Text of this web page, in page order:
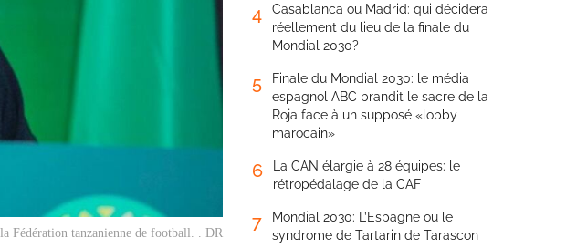
Fédération tanzanienne de football. . DR
4
Casablanca ou Madrid: qui décidera
réellement du lieu de la finale du
Mondial 2030?
5
Finale du Mondial 2030: le média
espagnol ABC brandit le sacre de la
Roja face à un supposé «lobby
marocain»
6
La CAN élargie à 28 équipes: le
rétropédalage de la CAF
7
Mondial 2030: L’Espagne ou le
syndrome de Tartarin de Tarascon